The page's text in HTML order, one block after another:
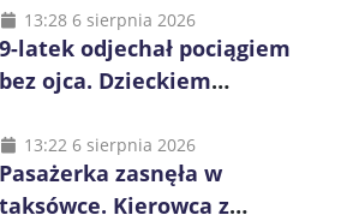
13:28 6 sierpnia 2026
9-latek odjechał pociągiem
bez ojca. Dzieckiem
i kierownik składu
13:22 6 sierpnia 2026
Pasażerka zasnęła w
taksówce. Kierowca z